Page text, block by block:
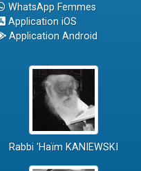
WhatsApp Femmes
Application iOS
Application Android
Rabbi 'Haïm KANIEWSKI